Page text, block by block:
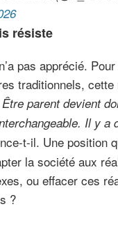
résiste
n’a pas apprécié.
traditionnels,
parent devient
Il y a
t-il. Une position
la société aux
ou effacer ces
?